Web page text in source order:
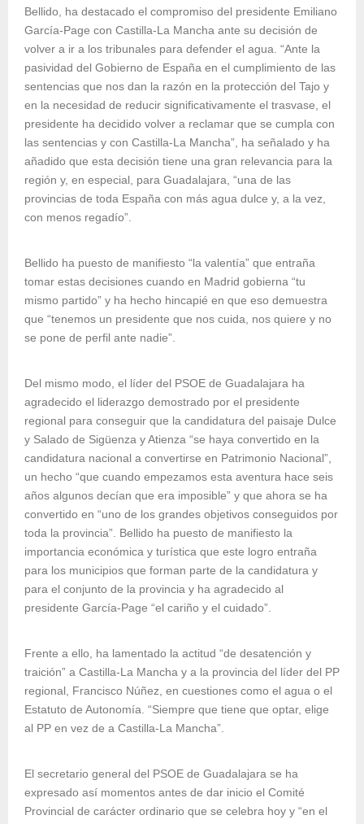
Bellido, ha destacado el compromiso del presidente Emiliano
García-Page con Castilla-La Mancha ante su decisión de
volver a ir a los tribunales para defender el agua. “Ante la
pasividad del Gobierno de España en el cumplimiento de las
sentencias que nos dan la razón en la protección del Tajo y
en la necesidad de reducir significativamente el trasvase, el
presidente ha decidido volver a reclamar que se cumpla con
las sentencias y con Castilla-La Mancha”, ha señalado y ha
añadido que esta decisión tiene una gran relevancia para la
región y, en especial, para Guadalajara, “una de las
provincias de toda España con más agua dulce y, a la vez,
con menos regadío”.
Bellido ha puesto de manifiesto “la valentía” que entraña
tomar estas decisiones cuando en Madrid gobierna “tu
mismo partido” y ha hecho hincapié en que eso demuestra
que “tenemos un presidente que nos cuida, nos quiere y no
se pone de perfil ante nadie”.
Del mismo modo, el líder del PSOE de Guadalajara ha
agradecido el liderazgo demostrado por el presidente
regional para conseguir que la candidatura del paisaje Dulce
y Salado de Sigüenza y Atienza “se haya convertido en la
candidatura nacional a convertirse en Patrimonio Nacional”,
un hecho “que cuando empezamos esta aventura hace seis
años algunos decían que era imposible” y que ahora se ha
convertido en “uno de los grandes objetivos conseguidos por
toda la provincia”. Bellido ha puesto de manifiesto la
importancia económica y turística que este logro entraña
para los municipios que forman parte de la candidatura y
para el conjunto de la provincia y ha agradecido al
presidente García-Page “el cariño y el cuidado”.
Frente a ello, ha lamentado la actitud “de desatención y
traición” a Castilla-La Mancha y a la provincia del líder del PP
regional, Francisco Núñez, en cuestiones como el agua o el
Estatuto de Autonomía. “Siempre que tiene que optar, elige
al PP en vez de a Castilla-La Mancha”.
El secretario general del PSOE de Guadalajara se ha
expresado así momentos antes de dar inicio el Comité
Provincial de carácter ordinario que se celebra hoy y “en el